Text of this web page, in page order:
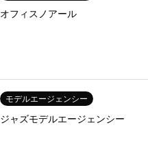
オフィスノアール
モデルエージェンシー
ジャズモデルエージェンシー